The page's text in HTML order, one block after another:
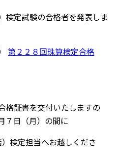
検定試験の合格者を発表しま
第２２８回珠算検定合格
格証書を交付いたしますの
７日（月）の間に
検定担当へお越しくださ